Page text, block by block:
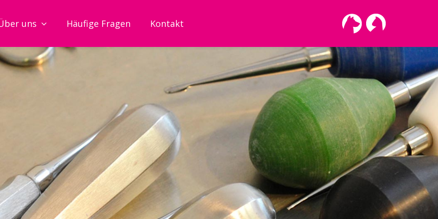
Über uns Häufige Fragen
uns Häufige Fragen Kontakt